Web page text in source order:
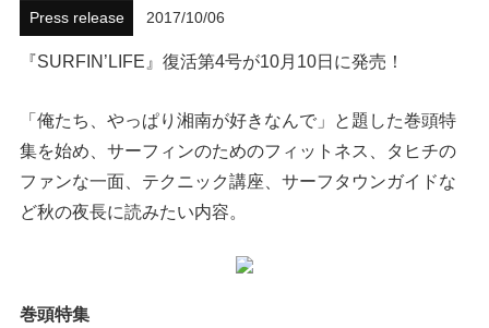
Press release 2017/10/06
『SURFIN’LIFE』復活第4号が10月10日に発売！
「俺たち、やっぱり湘南が好きなんで」と題した巻頭特
集を始め、サーフィンのためのフィットネス、タヒチの
ファンな一面、テクニック講座、サーフタウンガイドな
ど秋の夜長に読みたい内容。
巻頭特集